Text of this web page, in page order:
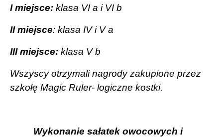
I miejsce: klasa VI a i VI b
II miejsce: klasa IV i V a
III miejsce: klasa V b
Wszyscy otrzymali nagrody zakupione przez
szkołę Magic Ruler- logiczne kostki.
Wykonanie sałatek owocowych i